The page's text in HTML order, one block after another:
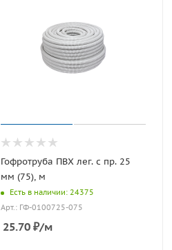
Гофротруба ПВХ лег. с пр. 25
мм (75), м
Есть в наличии: 24375
Арт.: ГФ-0100725-075
25.70₽/м